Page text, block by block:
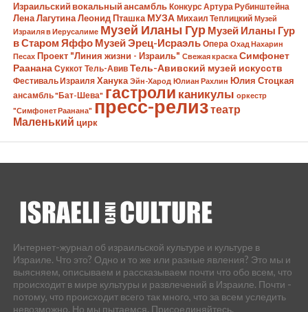
Израильский вокальный ансамбль Конкурс Артура Рубинштейна
Лена Лагутина Леонид Пташка МУЗА Михаил Теплицкий Музей
Израиля в Иерусалиме Музей Иланы Гур Музей Иланы Гур
в Старом Яффо Музей Эрец-Исраэль Опера Охад Нахарин
Песах Проект "Линия жизни - Израиль" Свежая краска Симфонет
Раанана Суккот Тель-Авив Тель-Авивский музей искусств
Фестиваль Израиля Ханука Эйн-Харод Юлиан Рахлин Юлия Стоцкая
ансамбль "Бат-Шева" гастроли каникулы оркестр
"Симфонет Раанана" пресс-релизтеатр
Маленький цирк
Интернет-журнал об израильской культуре и культуре в
Израиле. Что это? Одно и то же или разные явления? Это мы и
выясняем, описываем и рассказываем почти что обо всем, что
происходит в мире культуры и развлечений в Израиле. Почти -
потому, что происходит всего так много, что за всем уследить
невозможно. Но мы пытаемся. Присоединяйтесь.